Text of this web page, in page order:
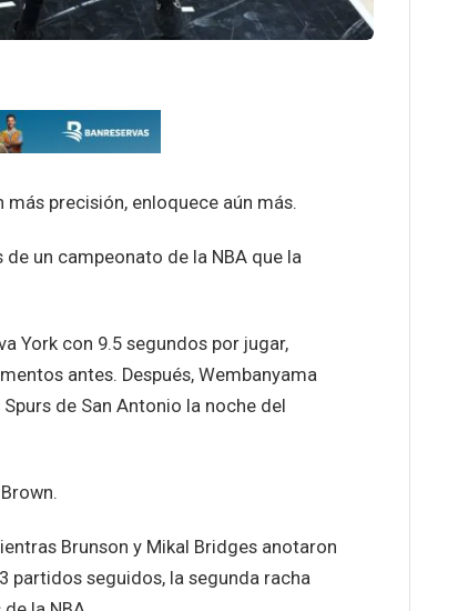
más precisión, enloquece aún más.
un campeonato de la NBA que la
York con 9.5 segundos por jugar,
antes. Después, Wembanyama
de San Antonio la noche del
Brunson y Mikal Bridges anotaron
partidos seguidos, la segunda racha